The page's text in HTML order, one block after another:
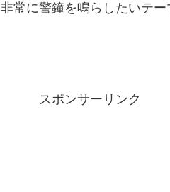
非常に警鐘を鳴らしたいテー
スポンサーリンク